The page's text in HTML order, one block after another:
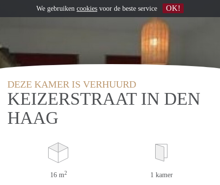
DEZE KAMER IS VERHUURD
KEIZERSTRAAT IN DEN
HAAG
16 m2 1 kamer
We gebruiken cookies voor de beste service OK!